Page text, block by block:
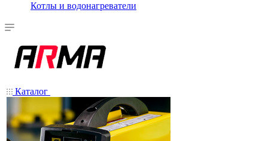
Котлы и водонагреватели
Каталог